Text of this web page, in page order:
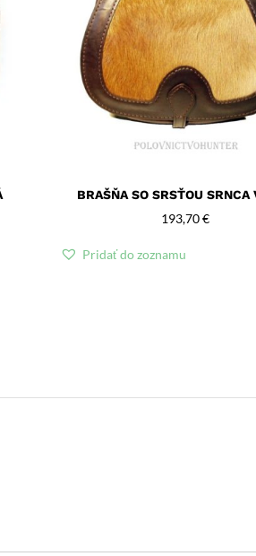
BRAŠŇA SO SRSŤOU SRNCA
193,70€
Pridať do zoznamu